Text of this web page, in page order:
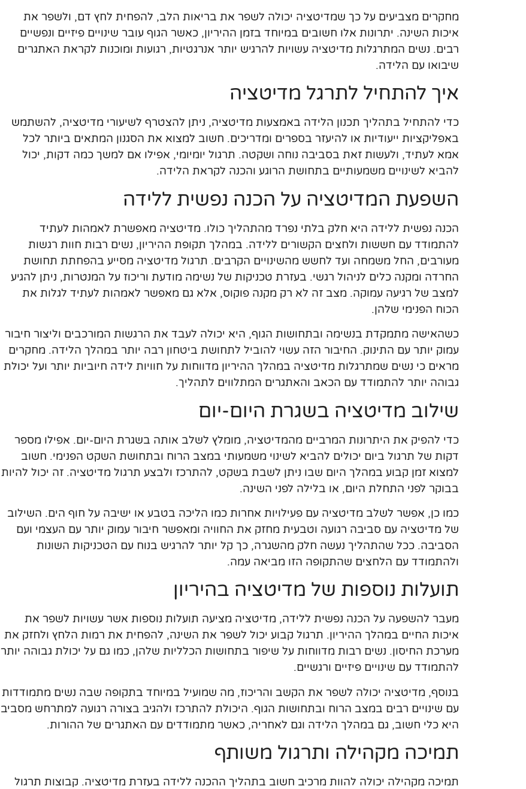
מחקרים מצביעים על כך שמדיטציה יכולה לשפר את בריאות הלב, להפחית לחץ דם, ולשפר את
איכות השינה. יתרונות אלו חשובים במיוחד בזמן ההיריון, כאשר הגוף עובר שינויים פיזיים ונפשיים
רבים. נשים המתרגלות מדיטציה עשויות להרגיש יותר אנרגטיות, רגועות ומוכנות לקראת האתגרים
שיבואו עם הלידה.
איך להתחיל לתרגל מדיטציה
כדי להתחיל בתהליך תכנון הלידה באמצעות מדיטציה, ניתן להצטרף לשיעורי מדיטציה, להשתמש
באפליקציות ייעודיות או להיעזר בספרים ומדריכים. חשוב למצוא את הסגנון המתאים ביותר לכל
אמא לעתיד, ולעשות זאת בסביבה נוחה ושקטה. תרגול יומיומי, אפילו אם למשך כמה דקות, יכול
להביא לשינויים משמעותיים בתחושת הרוגע והכנה לקראת הלידה.
השפעת המדיטציה על הכנה נפשית ללידה
הכנה נפשית ללידה היא חלק בלתי נפרד מהתהליך כולו. מדיטציה מאפשרת לאמהות לעתיד
להתמודד עם חששות ולחצים הקשורים ללידה. במהלך תקופת ההיריון, נשים רבות חוות רגשות
מעורבים, החל משמחה ועד לחשש מהשינויים הקרבים. תרגול מדיטציה מסייע בהפחתת תחושת
החרדה ומקנה כלים לניהול רגשי. בעזרת טכניקות של נשימה מודעת וריכוז על המנטרות, ניתן להגיע
למצב של רגיעה עמוקה. מצב זה לא רק מקנה פוקוס, אלא גם מאפשר לאמהות לעתיד לגלות את
הכוח הפנימי שלהן.
כשהאישה מתמקדת בנשימה ובתחושות הגוף, היא יכולה לעבד את הרגשות המורכבים וליצור חיבור
עמוק יותר עם התינוק. החיבור הזה עשוי להוביל לתחושת ביטחון רבה יותר במהלך הלידה. מחקרים
מראים כי נשים שמתרגלות מדיטציה במהלך ההיריון מדווחות על חוויות לידה חיוביות יותר ועל יכולת
גבוהה יותר להתמודד עם הכאב והאתגרים המתלווים לתהליך.
שילוב מדיטציה בשגרת היום-יום
כדי להפיק את היתרונות המרביים מהמדיטציה, מומלץ לשלב אותה בשגרת היום-יום. אפילו מספר
דקות של תרגול ביום יכולים להביא לשינוי משמעותי במצב הרוח ובתחושת השקט הפנימי. חשוב
למצוא זמן קבוע במהלך היום שבו ניתן לשבת בשקט, להתרכז ולבצע תרגול מדיטציה. זה יכול להיות
בבוקר לפני התחלת היום, או בלילה לפני השינה.
כמו כן, אפשר לשלב מדיטציה עם פעילויות אחרות כמו הליכה בטבע או ישיבה על חוף הים. השילוב
של מדיטציה עם סביבה רגועה וטבעית מחזק את החוויה ומאפשר חיבור עמוק יותר עם העצמי ועם
הסביבה. ככל שהתהליך נעשה חלק מהשגרה, כך קל יותר להרגיש בנוח עם הטכניקות השונות
ולהתמודד עם הלחצים שהתקופה הזו מביאה עמה.
תועלות נוספות של מדיטציה בהיריון
מעבר להשפעה על הכנה נפשית ללידה, מדיטציה מציעה תועלות נוספות אשר עשויות לשפר את
איכות החיים במהלך ההיריון. תרגול קבוע יכול לשפר את השינה, להפחית את רמות הלחץ ולחזק את
מערכת החיסון. נשים רבות מדווחות על שיפור בתחושות הכלליות שלהן, כמו גם על יכולת גבוהה יותר
להתמודד עם שינויים פיזיים ורגשיים.
בנוסף, מדיטציה יכולה לשפר את הקשב והריכוז, מה שמועיל במיוחד בתקופה שבה נשים מתמודדות
עם שינויים רבים במצב הרוח ובתחושות הגוף. היכולת להתרכז ולהגיב בצורה רגועה למתרחש מסביב
היא כלי חשוב, גם במהלך הלידה וגם לאחריה, כאשר מתמודדים עם האתגרים של ההורות.
תמיכה מקהילה ותרגול משותף
תמיכה מקהילה יכולה להוות מרכיב חשוב בתהליך ההכנה ללידה בעזרת מדיטציה. קבוצות תרגול